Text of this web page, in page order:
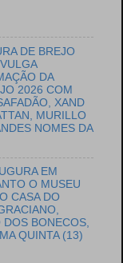
DE BREJO
DA
2026 COM
XAND
MURILLO
NOMES DA
EM
O MUSEU
CASA DO
DOS BONECOS,
QUINTA (13)